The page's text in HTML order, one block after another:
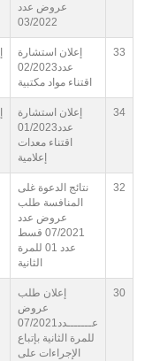
عروض عدد
03/2022
33
إعلان استشارة
عدد02/2023
اقتناء مواد مكتبية
34
إعلان استشارة
عدد01/2023
اقتناء معدات
إعلامية
32
نتائج الدعوة غلى
المنافسة طلب
عروض عدد
07/2021 قسط
عدد 01 للمرة
الثانية
30
إعلان طلب
عروض
عـــــــدد07/2021
للمرة الثانية بإتباع
الإجراءات على